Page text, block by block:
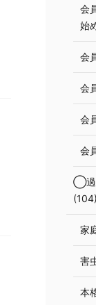
会
始
会
会
会
会
◯過
(104)
家
害
本